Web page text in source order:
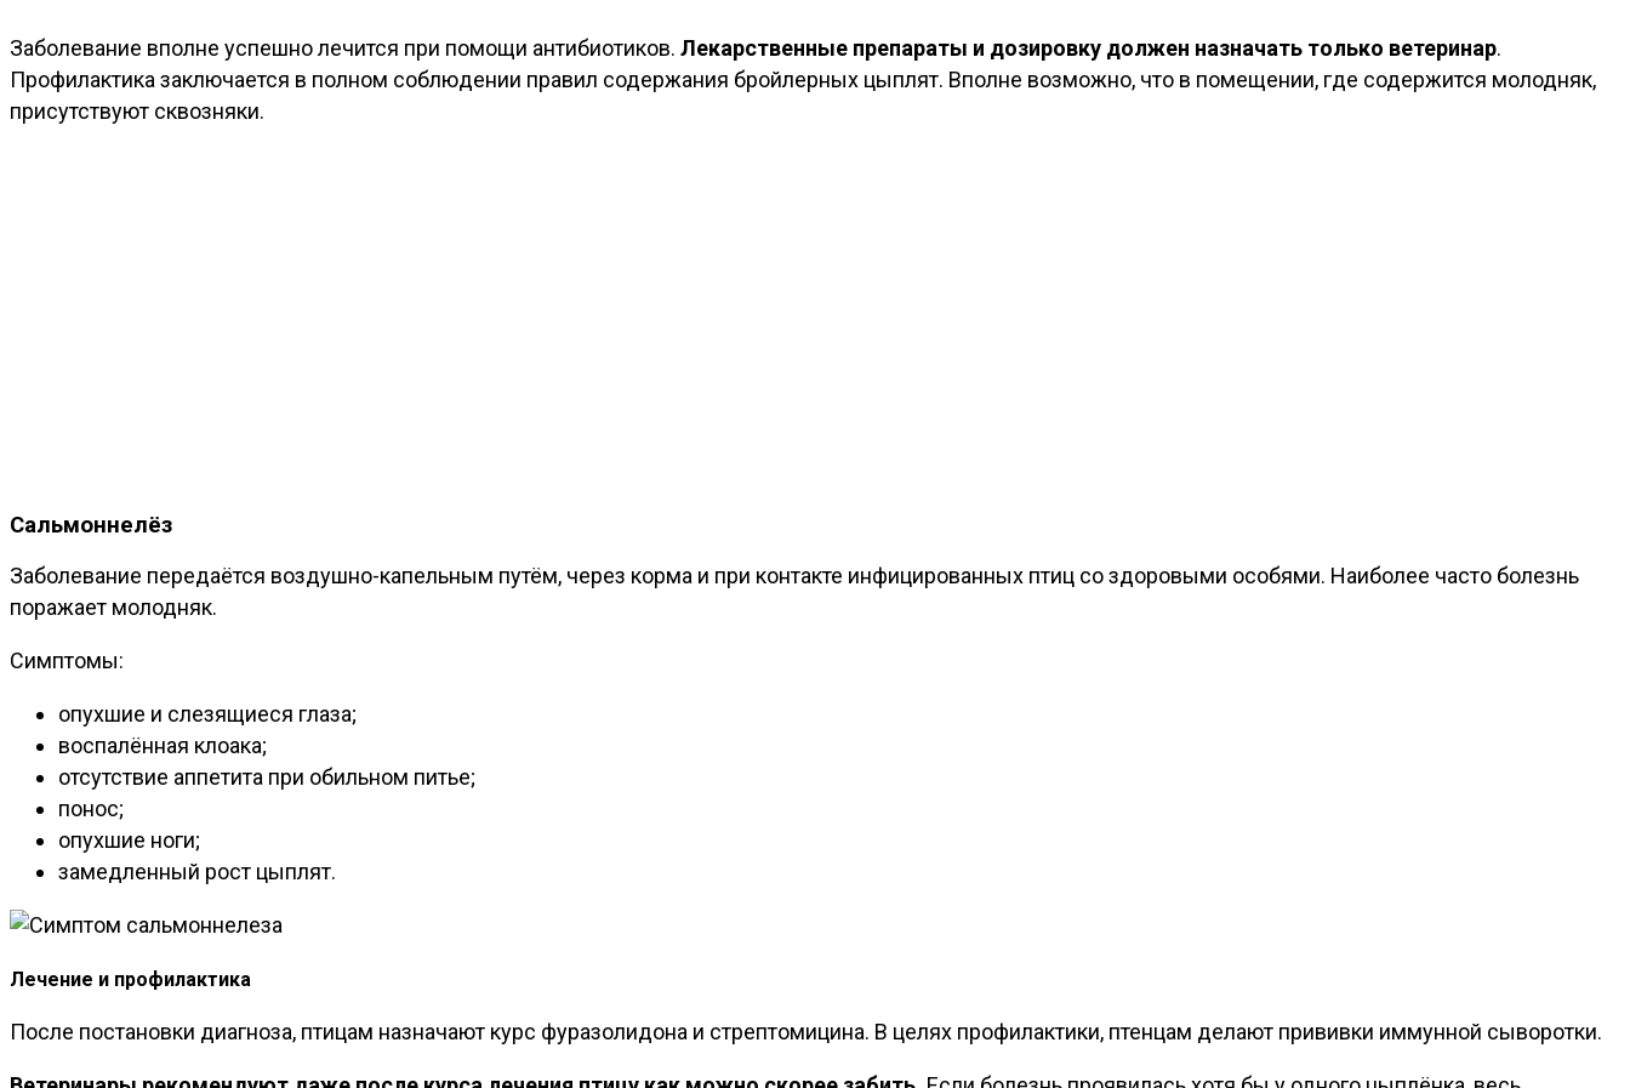
Заболевание вполне успешно лечится при помощи антибиотиков. Лекарственные препараты и дозировку должен назначать только ветеринар.
Профилактика заключается в полном соблюдении правил содержания бройлерных цыплят. Вполне возможно, что в помещении, где содержится молодняк,
присутствуют сквозняки.
Сальмоннелёз
Заболевание передаётся воздушно-капельным путём, через корма и при контакте инфицированных птиц со здоровыми особями. Наиболее часто болезнь
поражает молодняк.
Симптомы:
опухшие и слезящиеся глаза;
воспалённая клоака;
отсутствие аппетита при обильном питье;
понос;
опухшие ноги;
замедленный рост цыплят.
Лечение и профилактика
После постановки диагноза, птицам назначают курс фуразолидона и стрептомицина. В целях профилактики, птенцам делают прививки иммунной сыворотки.